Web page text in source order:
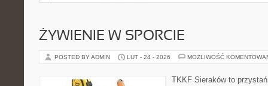
ŻYWIENIE W SPORCIE
POSTED BY ADMIN LUT - 24 - 2026 MOŻLIWOŚĆ
TKKF Sieraków to